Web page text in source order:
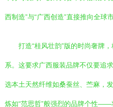
西制造”与“广西创造”直接推向全球市
打造“桂风壮韵”版的时尚奢牌
系。这要求广西服装品牌不仅要追
选本土天然纤维如桑蚕丝、苎麻，
炼如“范思哲”般强烈的品牌个性